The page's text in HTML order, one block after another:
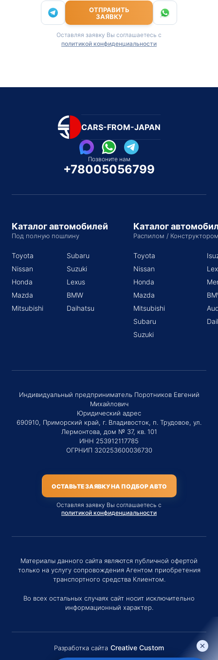
ОТПРАВИТЬ
ЗАЯВКУ
Оставляя заявку Вы соглашаетесь с
политикой конфиденциальности
CARS-FROM-JAPAN
Позвоните нам
+78005056799
Каталог автомобилей
Под полную пошлину
Toyota
Nissan
Honda
Mazda
Mitsubishi
Subaru
Suzuki
Lexus
BMW
Daihatsu
Каталог
Распилом /
Toyota
Nissan
Honda
Mazda
Mitsubishi
Subaru
Suzuki
Индивидуальный предприниматель Поротников Евгений
Михайлович
Юридический адрес
690910, Приморский край, г. Владивосток, п. Трудовое, ул.
Лермонтова, дом № 37, кв. 101
ИНН 253912117785
ОГРНИП 320253600036730
ОСТАВЬТЕ ЗАЯВКУ НА ПОДБОР АВТО
Оставляя заявку Вы соглашаетесь с
политикой конфиденциальности
Материалы данного сайта являются публичной офертой
только на услугу сопровождения Агентом приобретения
транспортного средства Клиентом.
Во всех остальных случаях сайт носит исключительно
информационный характер.
Разработка сайта Creative Custom